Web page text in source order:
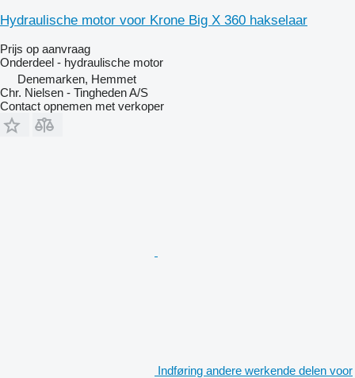
Hydraulische motor voor Krone Big X 360 hakselaar
Prijs op aanvraag
Onderdeel - hydraulische motor
Denemarken, Hemmet
Chr. Nielsen - Tingheden A/S
Contact opnemen met verkoper
Indføring andere werkende delen voor